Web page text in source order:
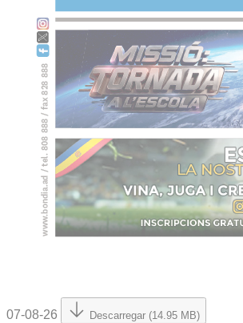
07-08-26 Descarregar (14.95 MB)